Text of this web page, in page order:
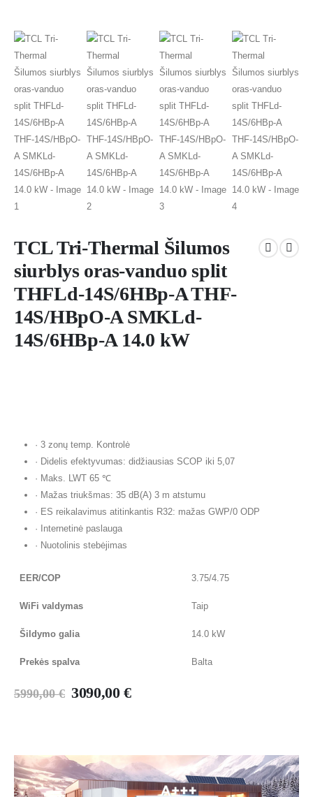
TCL Tri-Thermal Šilumos
siurblys oras-vanduo split
THFLd-14S/6HBp-A THF-
14S/HBpO-A SMKLd-
14S/6HBp-A 14.0 kW
· 3 zonų temp. Kontrolė
· Didelis efektyvumas: didžiausias SCOP iki 5,07
· Maks. LWT 65 ℃
· Mažas triukšmas: 35 dB(A) 3 m atstumu
· ES reikalavimus atitinkantis R32: mažas GWP/0 ODP
· Internetinė paslauga
· Nuotolinis stebėjimas
EER/COP 3.75/4.75
WiFi valdymas Taip
Šildymo galia 14.0 kW
Prekės spalva Balta
5990,00€ 3090,00 €